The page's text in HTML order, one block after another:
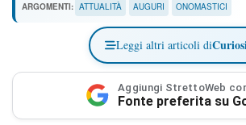
ARGOMENTI: ATTUALITÀ AUGURI ONOMASTICI
Leggi altri articoli di
Aggiungi StrettoWeb
Fonte preferita su